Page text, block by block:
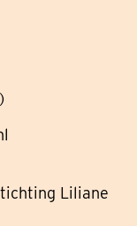
Liliane